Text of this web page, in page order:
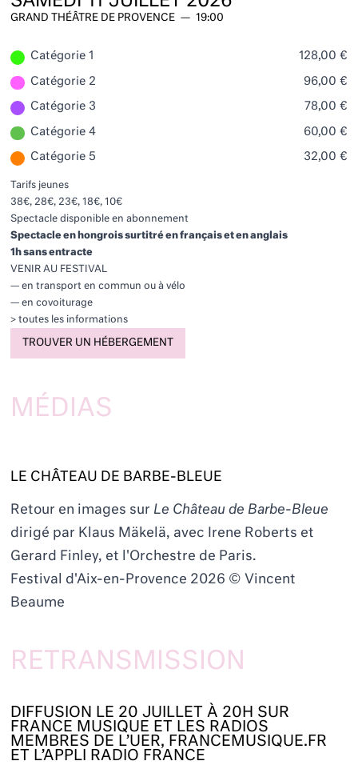
GRAND THÉÂTRE DE PROVENCE — 19:00
Catégorie 1 128,00 €
Catégorie 2 96,00 €
Catégorie 3 78,00 €
Catégorie 4 60,00 €
Catégorie 5 32,00 €
Tarifs jeunes
38€, 28€, 23€, 18€, 10€
Spectacle disponible enabonnement
Spectacle en hongrois surtitré en français et en anglais
1h sans entracte
VENIR AU FESTIVAL
— en transport en commun ou à vélo
— en covoiturage
>toutes les informations
TROUVER UN HÉBERGEMENT
MÉDIAS
LE CHÂTEAU DE BARBE-BLEUE
Retour en images sur Le Château de Barbe-Bleue
dirigé par Klaus Mäkelä, avec Irene Roberts et
Gerard Finley, et l'Orchestre de Paris.
Festival d'Aix-en-Provence 2026 © Vincent
Beaume
RETRANSMISSION
DIFFUSION LE 20 JUILLET À 20H SUR
FRANCE MUSIQUE ET LES RADIOS
MEMBRES DE L’UER, FRANCEMUSIQUE.FR
ET L’APPLI RADIO FRANCE